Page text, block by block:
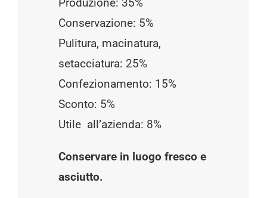
Produzione: 35%
Conservazione: 5%
Pulitura, macinatura,
setacciatura: 25%
Confezionamento: 15%
Sconto: 5%
Utile all’azienda: 8%
Conservare in luogo fresco e
asciutto.